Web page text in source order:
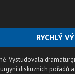
RYCHLÝ
Vystudovala
diskuzních pořadů